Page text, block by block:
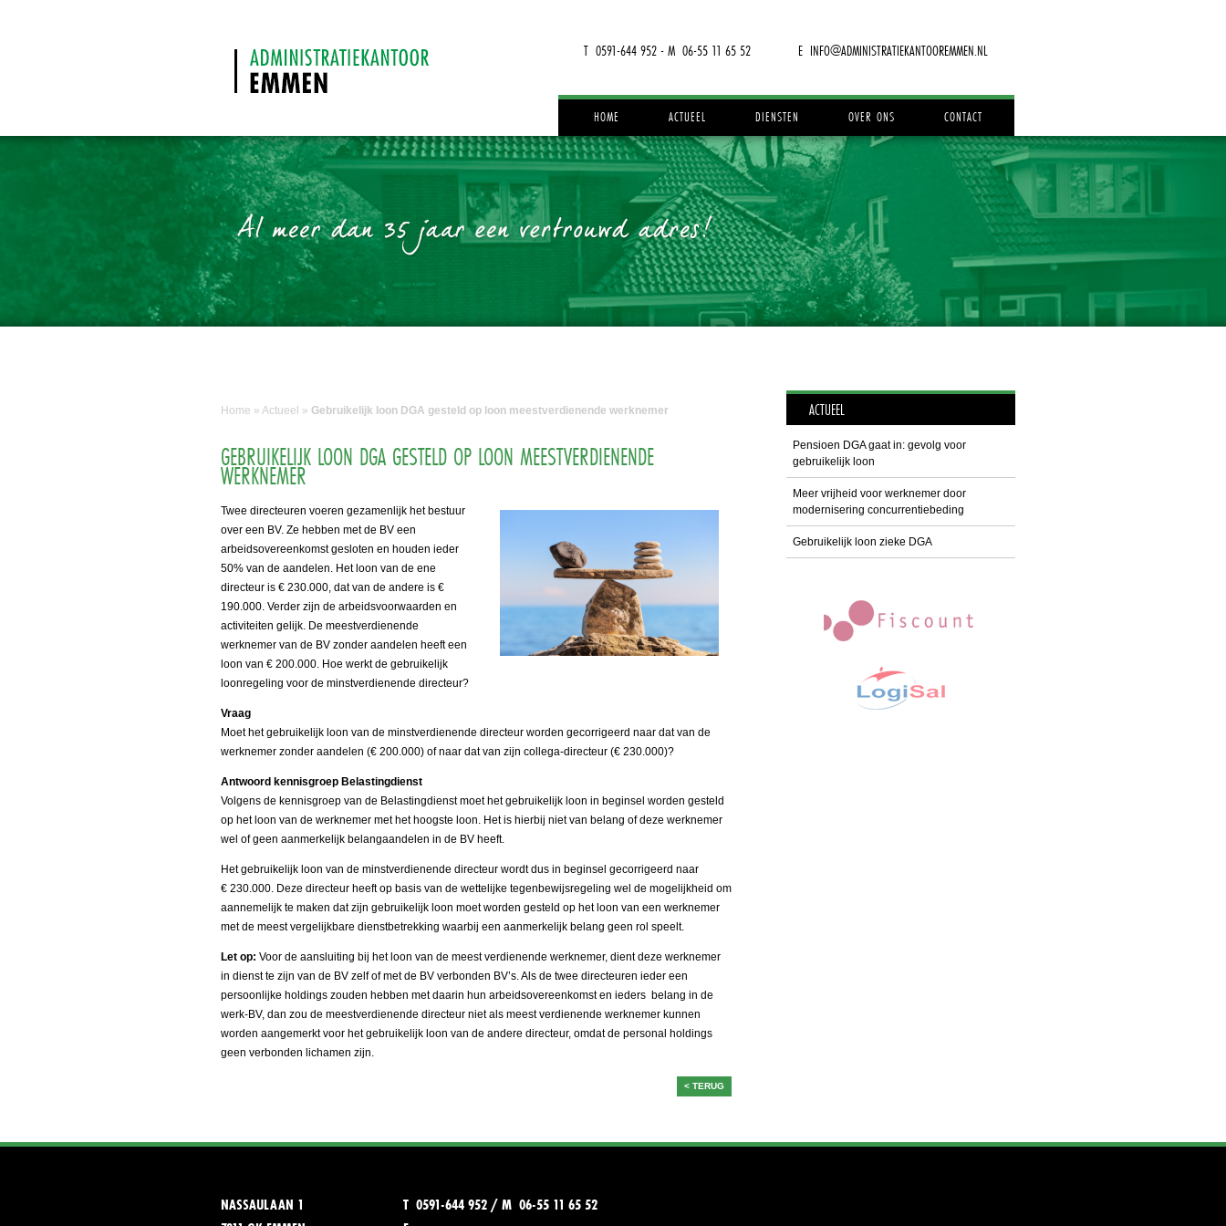
T 0591-644 952 - M 06-55 11 65 52 E INFO@ADMINISTRATIEKANTOOREMMEN.NL
HOME ACTUEEL DIENSTEN OVER ONS CONTACT
Home » Actueel » Gebruikelijk loon DGA gesteld op loon meestverdienende werknemer
GEBRUIKELIJK LOON DGA GESTELD OP LOON MEESTVERDIENENDE
WERKNEMER
Twee directeuren voeren gezamenlijk het bestuur
over een BV. Ze hebben met de BV een
arbeidsovereenkomst gesloten en houden ieder
50% van de aandelen. Het loon van de ene
directeur is € 230.000, dat van de andere is €
190.000. Verder zijn de arbeidsvoorwaarden en
activiteiten gelijk. De meestverdienende
werknemer van de BV zonder aandelen heeft een
loon van € 200.000. Hoe werkt de gebruikelijk
loonregeling voor de minstverdienende directeur?
Vraag
Moet het gebruikelijk loon van de minstverdienende directeur worden gecorrigeerd naar dat van de
werknemer zonder aandelen (€ 200.000) of naar dat van zijn collega-directeur (€ 230.000)?
Antwoord kennisgroep Belastingdienst
Volgens de kennisgroep van de Belastingdienst moet het gebruikelijk loon in beginsel worden gesteld
op het loon van de werknemer met het hoogste loon. Het is hierbij niet van belang of deze werknemer
wel of geen aanmerkelijk belangaandelen in de BV heeft.
Het gebruikelijk loon van de minstverdienende directeur wordt dus in beginsel gecorrigeerd naar
€ 230.000. Deze directeur heeft op basis van de wettelijke tegenbewijsregeling wel de mogelijkheid om
aannemelijk te maken dat zijn gebruikelijk loon moet worden gesteld op het loon van een werknemer
met de meest vergelijkbare dienstbetrekking waarbij een aanmerkelijk belang geen rol speelt.
Let op: Voor de aansluiting bij het loon van de meest verdienende werknemer, dient deze werknemer
in dienst te zijn van de BV zelf of met de BV verbonden BV’s. Als de twee directeuren ieder een
persoonlijke holdings zouden hebben met daarin hun arbeidsovereenkomst en ieders belang in de
werk-BV, dan zou de meestverdienende directeur niet als meest verdienende werknemer kunnen
worden aangemerkt voor het gebruikelijk loon van de andere directeur, omdat de personal holdings
geen verbonden lichamen zijn.
< TERUG
ACTUEEL
Pensioen DGA gaat in: gevolg voor
gebruikelijk loon
Meer vrijheid voor werknemer door
modernisering concurrentiebeding
Gebruikelijk loon zieke DGA
NASSAULAAN 1
T 0591-644 952 / M 06-55 11 65 52